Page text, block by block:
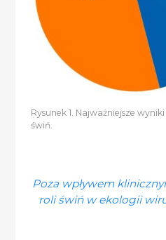
Rysunek 1. Najważniejsze
świń.
Poza wpływem
roli świń w ekologii